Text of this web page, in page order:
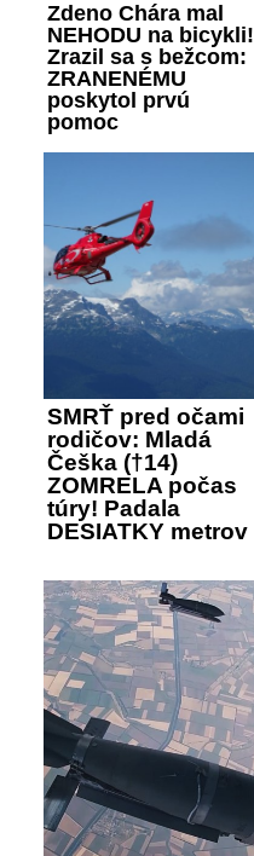
Zdeno Chára mal
NEHODU na bicykli!
Zrazil sa s bežcom:
ZRANENÉMU
poskytol prvú
pomoc
SMRŤ pred očami
rodičov: Mladá
Češka (†14)
ZOMRELA počas
túry! Padala
DESIATKY metrov